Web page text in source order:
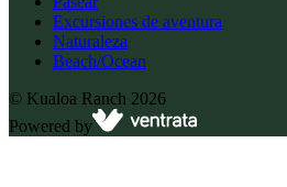
Excursiones de aventura
Naturaleza
Beach/Ocean
© Kualoa Ranch 2026
Powered by